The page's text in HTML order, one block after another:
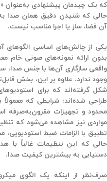
که یک چیدمان پیشنهادی به‌عنوان
حالی که شنیدن دقیق همان صدا
آن فضا، ساز یا اجرا مناسب نیست.
یکی از چالش‌های اساسی الگوهای
بدون ارائه نمونه‌های صوتی خام
واقعی سازگاری آن‌ها با جنس صدا،
وجود ندارد. علاوه بر این، بخش
شکل گرفته‌اند که برای
طراحی شده‌اند؛ شرایطی که
محدود و تجهیزات مقرون‌به‌صرفه
مواردی نیز مشاهده می‌شود که
تطبیق با الزامات ضبط استودیویی،
حالی که این تنظیمات غالباً با
دستیابی به بیشترین کیفیت صدا.
صرف‌نظر از اینکه یک الگوی